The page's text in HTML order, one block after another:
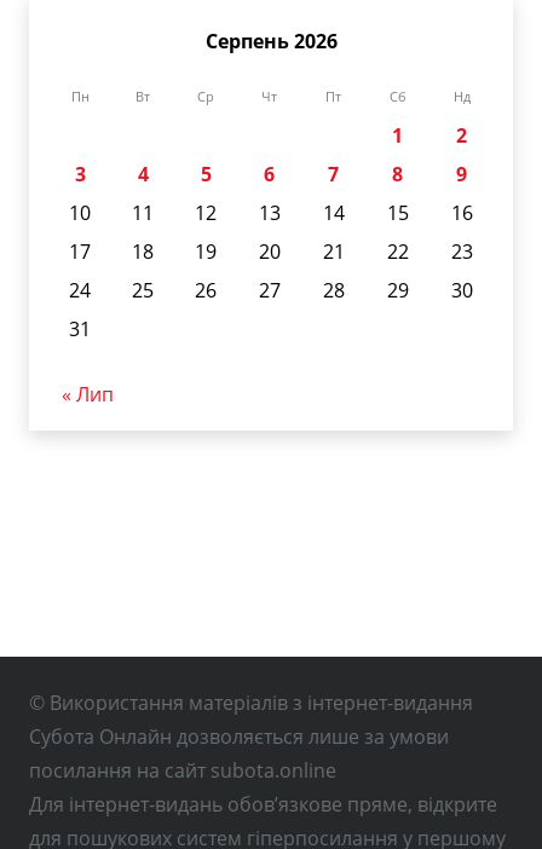
Серпень 2026
Пн Вт Ср Чт Пт Сб Нд
1
2
3
4 5 6 7 8
9
10
11 12 13 14 15
16
17
18 19 20 21 22
23
24
25 26 27 28 29
30
31
« Лип
© Використання матеріалів з інтернет-видання
Субота Онлайн дозволяється лише за умови
посилання на сайт subota.online
Для інтернет-видань обов’язкове пряме, відкрите
для пошукових систем гіперпосилання у першому